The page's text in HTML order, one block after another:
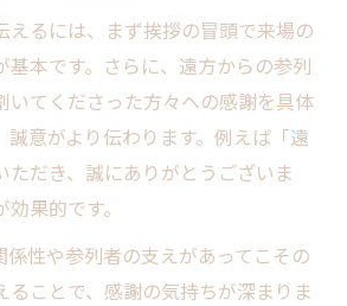
えるには、まず挨拶の冒頭で来場の
基本です。さらに、遠方からの参列
いてくださった方々への感謝を具体
誠意がより伝わります。例えば「遠
ただき、誠にありがとうございま
果的です。
係性や参列者の支えがあってこその
ることで、感謝の気持ちが深まりま